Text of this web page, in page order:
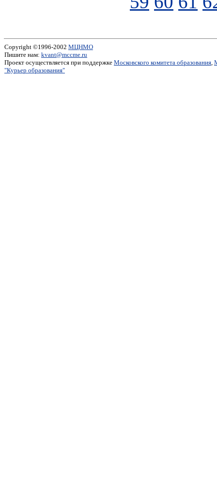
Copyright ©1996-2002 МЦНМО
Пишите нам: kvant@mccme.ru
Проект осуществляется при поддержке Московского комитета образования,
"Курьер образования"